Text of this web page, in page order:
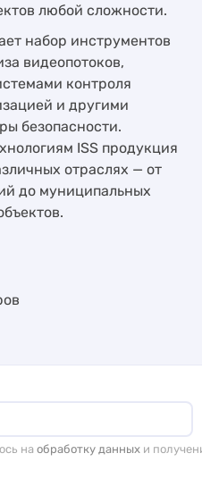
любой сложности.
набор инструментов
видеопотоков,
контроля
и другими
безопасности.
ISS продукция
отраслях — от
до муниципальных
на обработку данных и